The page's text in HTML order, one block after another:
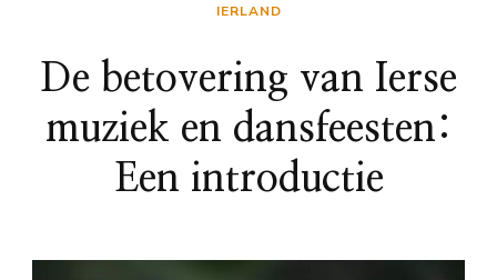
IERLAND
De betovering van Ierse
muziek en dansfeesten:
Een introductie